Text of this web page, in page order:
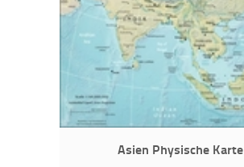
Asien Physische Karte